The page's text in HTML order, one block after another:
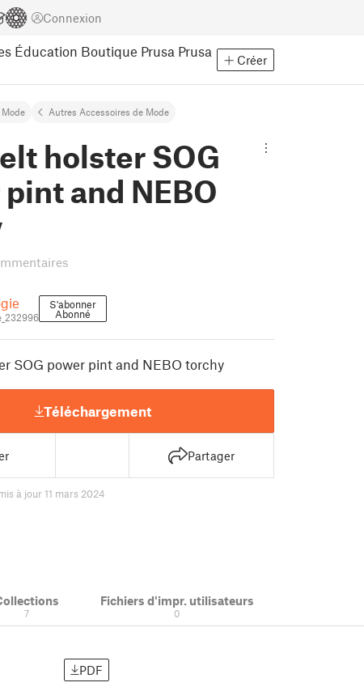
Connexion
Éducation Boutique Prusa Prusa
Créer
Mode Autres Accessoires de Mode
holster SOG
and NEBO
S'abonner
Abonné
SOG power pint and NEBO torchy
Téléchargement
Partager
à jour 11 mars 2024
7
Fichiers d'impr. utilisateurs
0
PDF